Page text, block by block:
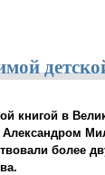
Пуха
книгой в
более